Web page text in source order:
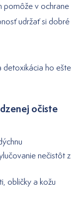
pomôže v ochrane
udržať si dobré
detoxikácia ho ešte
očiste
nečistôt z
obličky a kožu